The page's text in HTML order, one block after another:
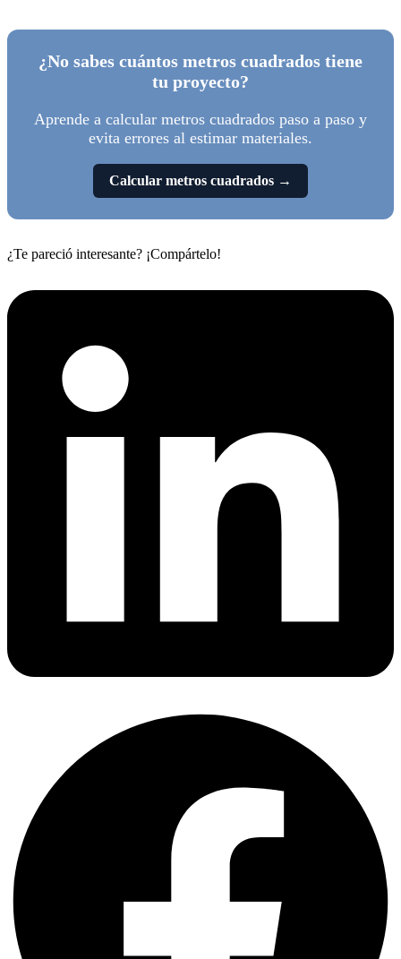
¿No sabes cuántos metros cuadrados tiene
tu proyecto?
Aprende a calcular metros cuadrados paso a paso y
evita errores al estimar materiales.
Calcular metros cuadrados →
¿Te pareció interesante? ¡Compártelo!